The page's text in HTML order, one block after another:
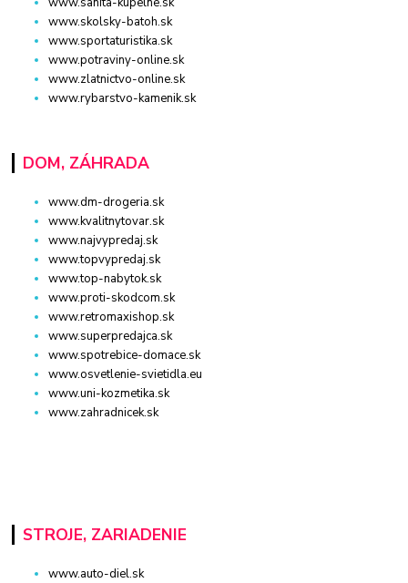
www.skolsky-batoh.sk
www.sportaturistika.sk
www.potraviny-online.sk
www.zlatnictvo-online.sk
www.rybarstvo-kamenik.sk
DOM, ZÁHRADA
www.dm-drogeria.sk
www.kvalitnytovar.sk
www.najvypredaj.sk
www.topvypredaj.sk
www.top-nabytok.sk
www.proti-skodcom.sk
www.retromaxishop.sk
www.superpredajca.sk
www.spotrebice-domace.sk
www.osvetlenie-svietidla.eu
www.uni-kozmetika.sk
www.zahradnicek.sk
STROJE, ZARIADENIE
www.auto-diel.sk